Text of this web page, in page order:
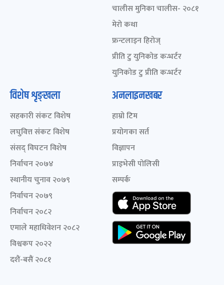
चालीस मुनिका चालीस- २०८१
मेरो कथा
फ्रन्टलाइन हिरोज्
प्रीति टु युनिकोड कन्भर्टर
युनिकोड टु प्रीति कन्भर्टर
विशेष शृङ्खला
सहकारी संकट विशेष
लघुवित्त संकट विशेष
संसद् विघटन विशेष
निर्वाचन २०७४
स्थानीय चुनाव २०७९
निर्वाचन २०७९
निर्वाचन २०८२
एमाले महाधिवेशन २०८२
विश्वकप २०२२
दशैं-बसैं २०८१
अनलाइनखबर
हाम्रो टिम
प्रयोगका सर्त
विज्ञापन
प्राइभेसी पोलिसी
सम्पर्क